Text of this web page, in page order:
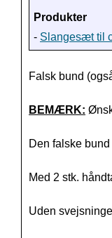
Produkter
- Slangesæt til
Falsk bund
BEMÆRK:
Den falske
Med 2 stk.
Uden